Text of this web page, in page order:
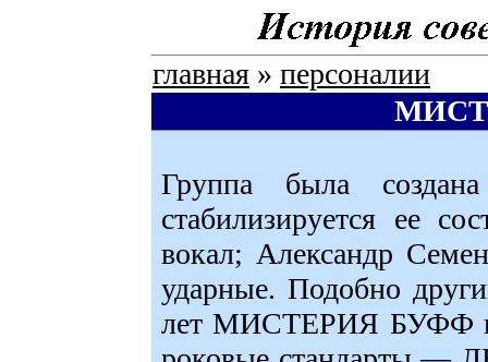
главная » персоналии
Группа была
стабилизируется ее
вокал; Александр
ударные. Подобно
лет МИСТЕРИЯ БУФФ в